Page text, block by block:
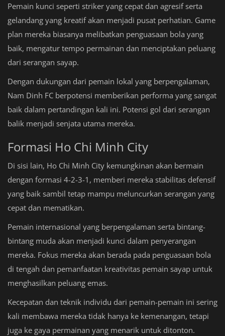
Pemain kunci seperti striker yang cepat dan agresif serta
gelandang yang kreatif akan menjadi pusat perhatian. Game
plan mereka biasanya melibatkan penguasaan bola yang
baik, mengatur tempo permainan dan menciptakan peluang
dari serangan sayap.
Dengan dukungan dari pemain lokal yang berpengalaman,
Nam Dinh FC berpotensi memberikan performa yang sangat
baik dalam pertandingan kali ini. Potensi gol dari serangan
balik menjadi senjata utama mereka.
Formasi Ho Chi Minh City
Di sisi lain, Ho Chi Minh City kemungkinan akan bermain
dengan formasi 4-2-3-1, memberi mereka stabilitas defensif
yang baik sambil tetap mampu meluncurkan serangan yang
cepat dan mematikan.
Pemain internasional yang berpengalaman serta bintang-
bintang muda akan menjadi kunci dalam penyerangan
mereka. Fokus mereka akan berada pada penguasaan bola
di tengah dan pemanfaatan kreativitas pemain sayap untuk
menghasilkan peluang emas.
Kecepatan dan teknik individu dari pemain-pemain ini sering
kali membawa mereka tidak hanya ke kemenangan, tetapi
juga ke gaya permainan yang menarik untuk ditonton.